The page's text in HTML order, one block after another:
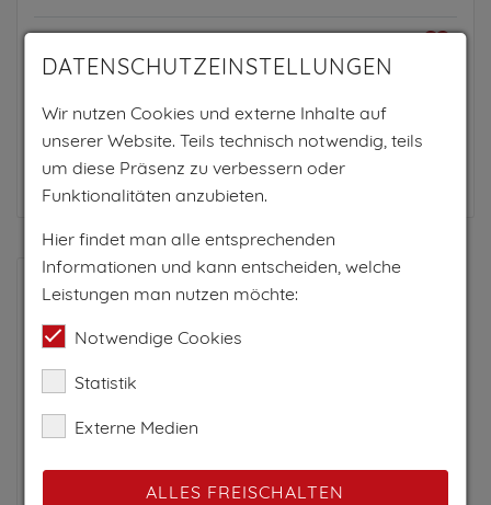
225€
pro Person
Zum Anbieter
& Spa Resort
DATENSCHUTZEINSTELLUNGEN
Wir nutzen Cookies und externe Inhalte auf
unserer Website. Teils technisch notwendig, teils
um diese Präsenz zu verbessern oder
Funktionalitäten anzubieten.
Hier findet man alle entsprechenden
Informationen und kann entscheiden, welche
Leistungen man nutzen möchte:
Notwendige Cookies
Statistik
Externe Medien
ALLES FREISCHALTEN